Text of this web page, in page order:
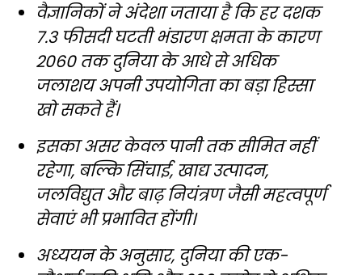
वैज्ञानिकों ने अंदेशा जताया है कि हर दशक
7.3 फीसदी घटती भंडारण क्षमता के कारण
2060 तक दुनिया के आधे से अधिक
जलाशय अपनी उपयोगिता का बड़ा हिस्सा
खो सकते हैं।
इसका असर केवल पानी तक सीमित नहीं
रहेगा, बल्कि सिंचाई, खाद्य उत्पादन,
जलविद्युत और बाढ़ नियंत्रण जैसी महत्वपूर्ण
सेवाएं भी प्रभावित होंगी।
अध्ययन के अनुसार, दुनिया की एक-